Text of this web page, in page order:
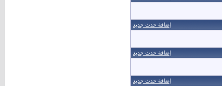
إضافة حدث جديد
إضافة حدث جديد
إضافة حدث جديد